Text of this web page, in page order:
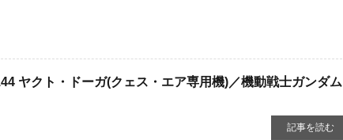
ヤクト・ドーガ(クェス・エア専用機)／機動戦士ガンダム
記事を読む